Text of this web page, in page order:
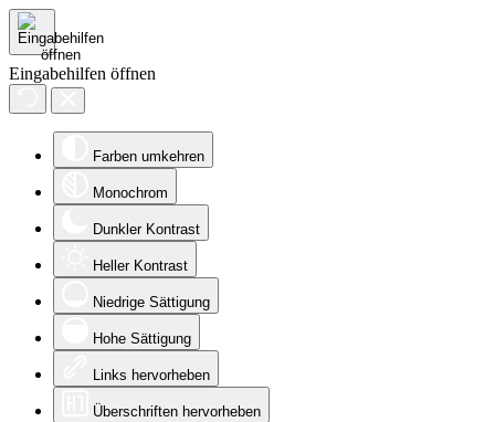
Eingabehilfen öffnen
Farben umkehren
Monochrom
Dunkler Kontrast
Heller Kontrast
Niedrige Sättigung
Hohe Sättigung
Links hervorheben
Überschriften hervorheben